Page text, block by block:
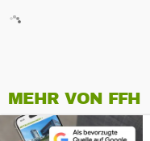
MEHR VON FFH